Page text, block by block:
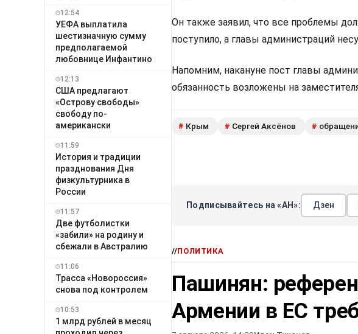
12:54
УЕФА выплатила
шестизначную сумму
предполагаемой
любовнице Инфантино
12:13
США предлагают
«Острову свободы»
свободу по-
американски
11:59
История и традиции
празднования Дня
физкультурника в
России
11:57
Две футболистки
«забили» на родину и
сбежали в Австралию
11:06
Трасса «Новороссия»
снова под контролем
10:53
1 млрд рублей в месяц
Он также заявил, что все проблемы
поступило, а главы администраций
Напомним, накануне пост главы
обязанность возложены на
# Крым # Сергей Аксёнов #
Подписывайтесь на «АН»: Дзен
//ПОЛИТИКА
Пашинян:
Армении в ЕС